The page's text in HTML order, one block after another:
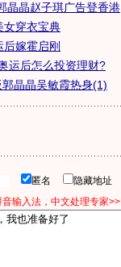
晶晶赵子琪广告登香港
女穿衣宝典
嫁霍启刚
运后怎么投资理财?
晶晶吴敏霞热身(1)
匿名 隐藏地址
输入法，中文处理专家>>